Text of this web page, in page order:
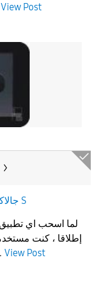
View Post
جالاكسى S
لما اسحب اي
إطلاقا ، كنت
ان View Post